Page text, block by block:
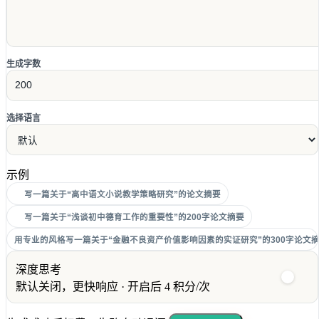
生成字数
选择语言
示例
写一篇关于“高中语文小说教学策略研究”的论文摘要
写一篇关于“浅谈初中德育工作的重要性”的200字论文摘要
用专业的风格写一篇关于“金融不良资产价值影响因素的实证研究”的300字论文摘
深度思考
默认关闭，更快响应 · 开启后 4 积分/次